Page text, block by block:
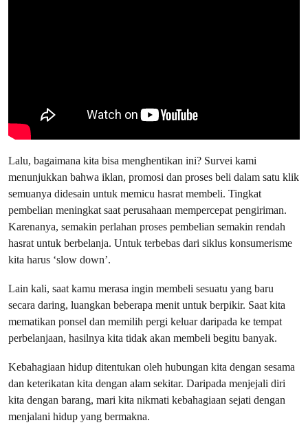
Lalu, bagaimana kita bisa menghentikan ini? Survei kami
menunjukkan bahwa iklan, promosi dan proses beli dalam satu klik
semuanya didesain untuk memicu hasrat membeli. Tingkat
pembelian meningkat saat perusahaan mempercepat pengiriman.
Karenanya, semakin perlahan proses pembelian semakin rendah
hasrat untuk berbelanja. Untuk terbebas dari siklus konsumerisme
kita harus ‘slow down’.
Lain kali, saat kamu merasa ingin membeli sesuatu yang baru
secara daring, luangkan beberapa menit untuk berpikir. Saat kita
mematikan ponsel dan memilih pergi keluar daripada ke tempat
perbelanjaan, hasilnya kita tidak akan membeli begitu banyak.
Kebahagiaan hidup ditentukan oleh hubungan kita dengan sesama
dan keterikatan kita dengan alam sekitar. Daripada menjejali diri
kita dengan barang, mari kita nikmati kebahagiaan sejati dengan
menjalani hidup yang bermakna.